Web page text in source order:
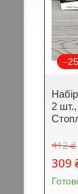
2
412 ₴
309